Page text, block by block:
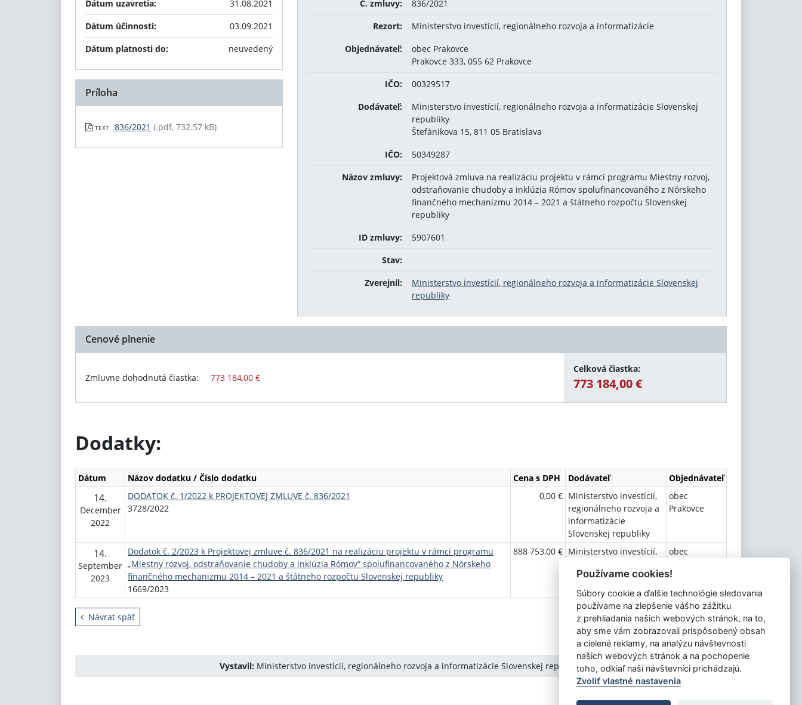
Č. zmluvy:
836/2021
Rezort:
Ministerstvo investícií, regionálneho rozvoja a informatizácie
Objednávateľ:
obec Prakovce
Prakovce 333, 055 62 Prakovce
IČO:
00329517
Dodávateľ:
Ministerstvo investícií, regionálneho rozvoja a informatizácie Slovenskej
republiky
Štefánikova 15, 811 05 Bratislava
IČO:
50349287
Názov zmluvy:
Projektová zmluva na realizáciu projektu v rámci programu Miestny rozvoj,
odstraňovanie chudoby a inklúzia Rómov spolufinancovaného z Nórskeho
finančného mechanizmu 2014 – 2021 a štátneho rozpočtu Slovenskej
republiky
ID zmluvy:
5907601
Stav:
Zverejnil:
Ministerstvo investícií, regionálneho rozvoja a informatizácie Slovenskej
republiky
Dátum uzavretia:
31.08.2021
Dátum účinnosti:
03.09.2021
Dátum platnosti do:
neuvedený
Príloha
TEXT 836/2021 (.pdf, 732.57 kB)
Cenové plnenie
Zmluvne dohodnutá čiastka: 773 184,00 €
Celková čiastka:
773 184,00 €
Dodatky:
Dátum Názov dodatku / Číslo dodatku Cena s DPH Dodávateľ Objednávateľ
14.
December
2022
DODATOK č. 1/2022 k PROJEKTOVEJ ZMLUVE č. 836/2021
3728/2022
0,00 € Ministerstvo investícií,
regionálneho rozvoja a
informatizácie
Slovenskej republiky
obec
Prakovce
14.
September
2023
Dodatok č. 2/2023 k Projektovej zmluve č. 836/2021 na realizáciu projektu v rámci programu
„Miestny rozvoj, odstraňovanie chudoby a inklúzia Rómov“ spolufinancovaného z Nórskeho
finančného mechanizmu 2014 – 2021 a štátneho rozpočtu Slovenskej republiky
1669/2023
888 753,00 € Ministerstvo investícií,
informatizácie
Slovenskej republiky
obec
Návrat späť
Vystavil: Ministerstvo investícií, regionálneho rozvoja a informatizácie Slovenskej republiky
Používame cookies!
Súbory cookie a ďalšie technológie sledovania
používame na zlepšenie vášho zážitku
z prehliadania našich webových stránok, na to,
aby sme vám zobrazovali prispôsobený obsah
a cielené reklamy, na analýzu návštevnosti
našich webových stránok a na pochopenie
toho, odkiaľ naši návštevníci prichádzajú.
Zvoliť vlastné nastavenia